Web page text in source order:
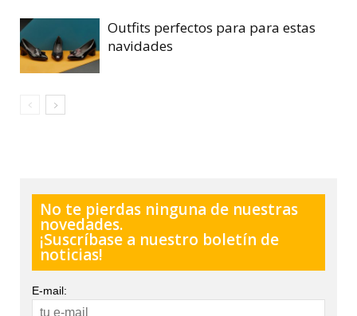
Outfits perfectos para para estas
navidades
No te pierdas ninguna de nuestras
novedades.
¡Suscríbase a nuestro boletín de
noticias!
E-mail: